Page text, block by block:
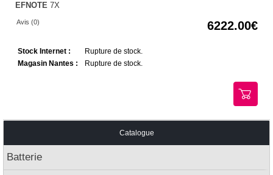
EFNOTE 7X
Avis (0) 6222.00
Stock Internet :
Rupture de stock.
Magasin Nantes :
Rupture de stock.
Catalogue
Batterie